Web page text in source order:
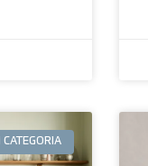
CATEGORIA